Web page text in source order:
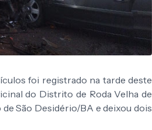
foi registrado na tarde deste
do Distrito de Roda Velha de
São Desidério/BA e deixou dois